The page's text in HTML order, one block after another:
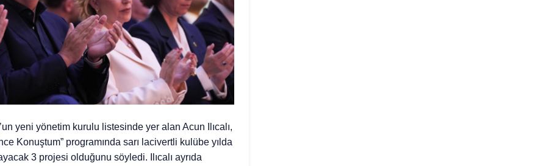
yeni yönetim kurulu listesinde yer alan Acun Ilıcalı,
Konuştum” programında sarı lacivertli kulübe yılda
3 projesi olduğunu söyledi. Ilıcalı ayrıda